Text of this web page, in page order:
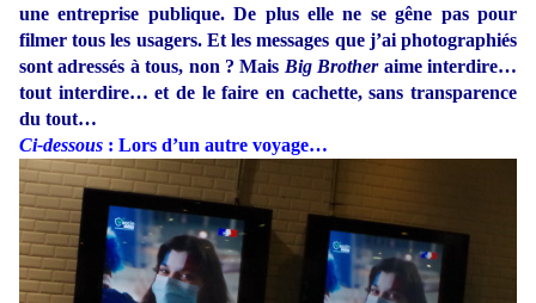
une entreprise publique. De plus elle ne se gêne pas pour
filmer tous les usagers. Et les messages que j’ai photographiés
sont adressés à tous, non ? Mais Big Brotheraime interdire…
tout interdire… et de le faire en cachette, sans transparence
du tout…
Ci-dessous : Lors d’un autre voyage…